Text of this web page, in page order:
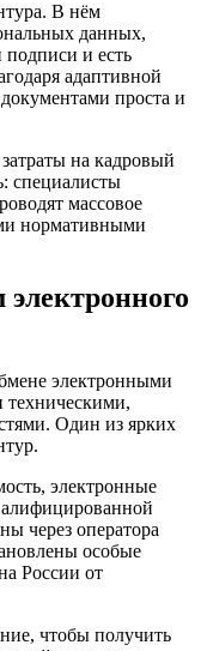
В нём
данных,
и есть
адаптивной
проста и
на кадровый
специалисты
массовое
нормативными
электронными
техническими,
Один из ярких
электронные
через оператора
особые
России от
чтобы получить